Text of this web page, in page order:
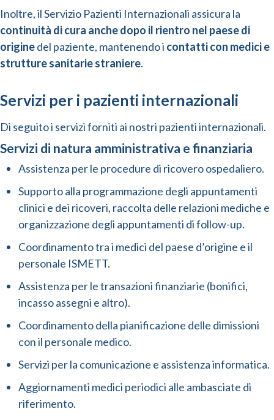
Inoltre, il Servizio Pazienti Internazionali assicura la
continuità di cura anche dopo il rientro nel paese di
originedel paziente, mantenendo i contatti con medici e
strutture sanitarie straniere.
Servizi per i pazienti internazionali
Di seguito i servizi forniti ai nostri pazienti internazionali.
Servizi di natura amministrativa e finanziaria
Assistenza per le procedure di ricovero ospedaliero.
Supporto alla programmazione degli appuntamenti
clinici e dei ricoveri, raccolta delle relazioni mediche e
organizzazione degli appuntamenti di follow-up.
Coordinamento tra i medici del paese d’origine e il
personale ISMETT.
Assistenza per le transazioni finanziarie (bonifici,
incasso assegni e altro).
Coordinamento della pianificazione delle dimissioni
con il personale medico.
Servizi per la comunicazione e assistenza informatica.
Aggiornamenti medici periodici alle ambasciate di
riferimento.